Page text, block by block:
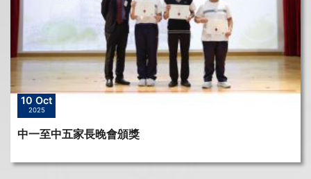
10 Oct
2025
中一至中五家長晚會頒獎